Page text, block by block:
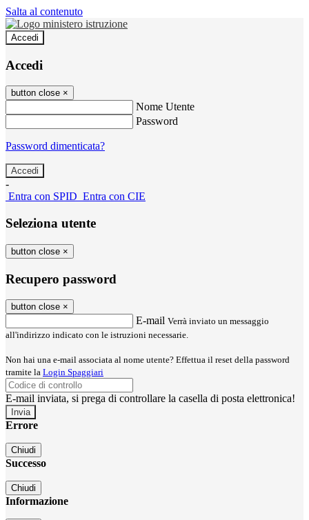
Salta al contenuto
Accedi
Accedi
button close ×
Nome Utente
Password
Password dimenticata?
-
Entra con SPID Entra con CIE
Seleziona utente
button close ×
Recupero password
button close ×
E-mail Verrà inviato un messaggio
all'indirizzo indicato con le istruzioni necessarie.
Non hai una e-mail associata al nome utente? Effettua il reset della password
tramite la Login Spaggiari
E-mail inviata, si prega di controllare la casella di posta elettronica!
Errore
Chiudi
Successo
Chiudi
Informazione